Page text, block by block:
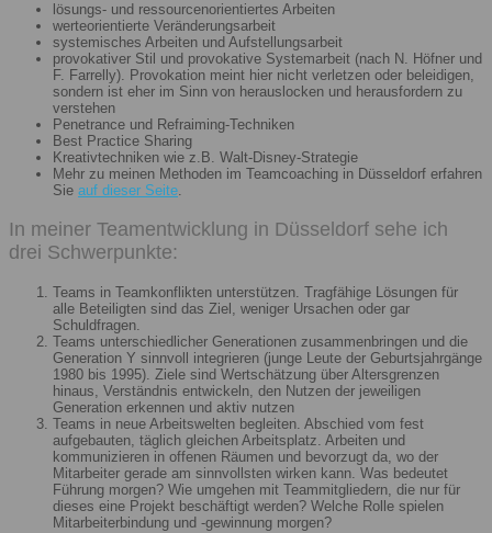
lösungs- und ressourcenorientiertes Arbeiten
werteorientierte Veränderungsarbeit
systemisches Arbeiten und Aufstellungsarbeit
provokativer Stil und provokative Systemarbeit (nach N. Höfner und
F. Farrelly). Provokation meint hier nicht verletzen oder beleidigen,
sondern ist eher im Sinn von herauslocken und herausfordern zu
verstehen
Penetrance und Refraiming-Techniken
Best Practice Sharing
Kreativtechniken wie z.B. Walt-Disney-Strategie
Mehr zu meinen Methoden im Teamcoaching in Düsseldorf erfahren
Sie auf dieser Seite.
In meiner Teamentwicklung in Düsseldorf sehe ich
drei Schwerpunkte:
Teams in Teamkonflikten unterstützen. Tragfähige Lösungen für
alle Beteiligten sind das Ziel, weniger Ursachen oder gar
Schuldfragen.
Teams unterschiedlicher Generationen zusammenbringen und die
Generation Y sinnvoll integrieren (junge Leute der Geburtsjahrgänge
1980 bis 1995). Ziele sind Wertschätzung über Altersgrenzen
hinaus, Verständnis entwickeln, den Nutzen der jeweiligen
Generation erkennen und aktiv nutzen
Teams in neue Arbeitswelten begleiten. Abschied vom fest
aufgebauten, täglich gleichen Arbeitsplatz. Arbeiten und
kommunizieren in offenen Räumen und bevorzugt da, wo der
Mitarbeiter gerade am sinnvollsten wirken kann. Was bedeutet
Führung morgen? Wie umgehen mit Teammitgliedern, die nur für
dieses eine Projekt beschäftigt werden? Welche Rolle spielen
Mitarbeiterbindung und -gewinnung morgen?